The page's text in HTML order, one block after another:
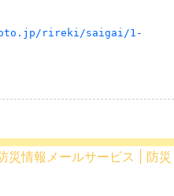
rireki/saigai/1-
災情報メールサービス | 防災